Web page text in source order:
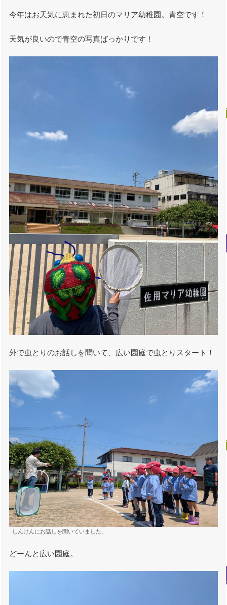
今年はお天気に恵まれた初日のマリア幼稚園。青空です！
天気が良いので青空の写真ばっかりです！
外で虫とりのお話しを聞いて、広い園庭で虫とりスタート！
しんけんにお話しを聞いていました。
どーんと広い園庭。